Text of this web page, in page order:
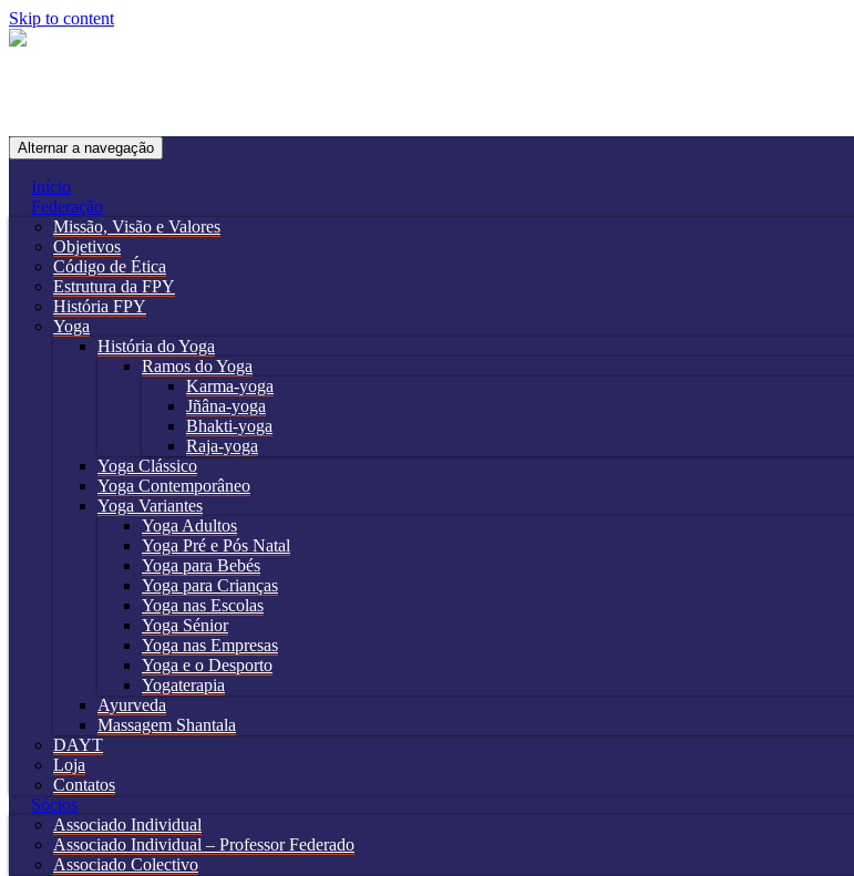
Skip to content
Alternar a navegação
Início
Federação
Missão, Visão e Valores
Objetivos
Código de Ética
Estrutura da FPY
História FPY
Yoga
História do Yoga
Ramos do Yoga
Karma-yoga
Jñâna-yoga
Bhakti-yoga
Raja-yoga
Yoga Clássico
Yoga Contemporâneo
Yoga Variantes
Yoga Adultos
Yoga Pré e Pós Natal
Yoga para Bebés
Yoga para Crianças
Yoga nas Escolas
Yoga Sénior
Yoga nas Empresas
Yoga e o Desporto
Yogaterapia
Ayurveda
Massagem Shantala
DAYT
Loja
Contatos
Sócios
Associado Individual
Associado Individual – Professor Federado
Associado Colectivo